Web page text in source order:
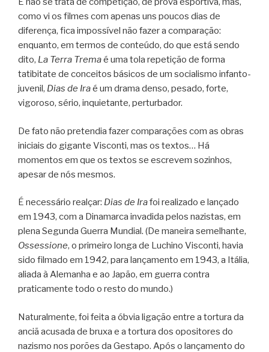
como vi os filmes com apenas uns poucos dias de
diferença, fica impossível não fazer a comparação:
enquanto, em termos de conteúdo, do que está sendo
dito, La Terra Tremaé uma tola repetição de forma
tatibitate de conceitos básicos de um socialismo infanto-
juvenil, Dias de Iraé um drama denso, pesado, forte,
vigoroso, sério, inquietante, perturbador.
De fato não pretendia fazer comparações com as obras
iniciais do gigante Visconti, mas os textos… Há
momentos em que os textos se escrevem sozinhos,
apesar de nós mesmos.
É necessário realçar: Dias de Irafoi realizado e lançado
em 1943, com a Dinamarca invadida pelos nazistas, em
plena Segunda Guerra Mundial. (De maneira semelhante,
Ossessione, o primeiro longa de Luchino Visconti, havia
sido filmado em 1942, para lançamento em 1943, a Itália,
aliada à Alemanha e ao Japão, em guerra contra
praticamente todo o resto do mundo.)
Naturalmente, foi feita a óbvia ligação entre a tortura da
anciã acusada de bruxa e a tortura dos opositores do
nazismo nos porões da Gestapo. Após o lançamento do